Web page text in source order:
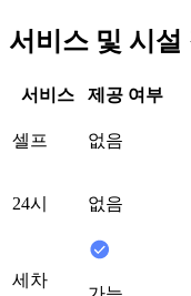
서비스 및 시설
서비스 제공 여부
셀프 없음
24시 없음
세차